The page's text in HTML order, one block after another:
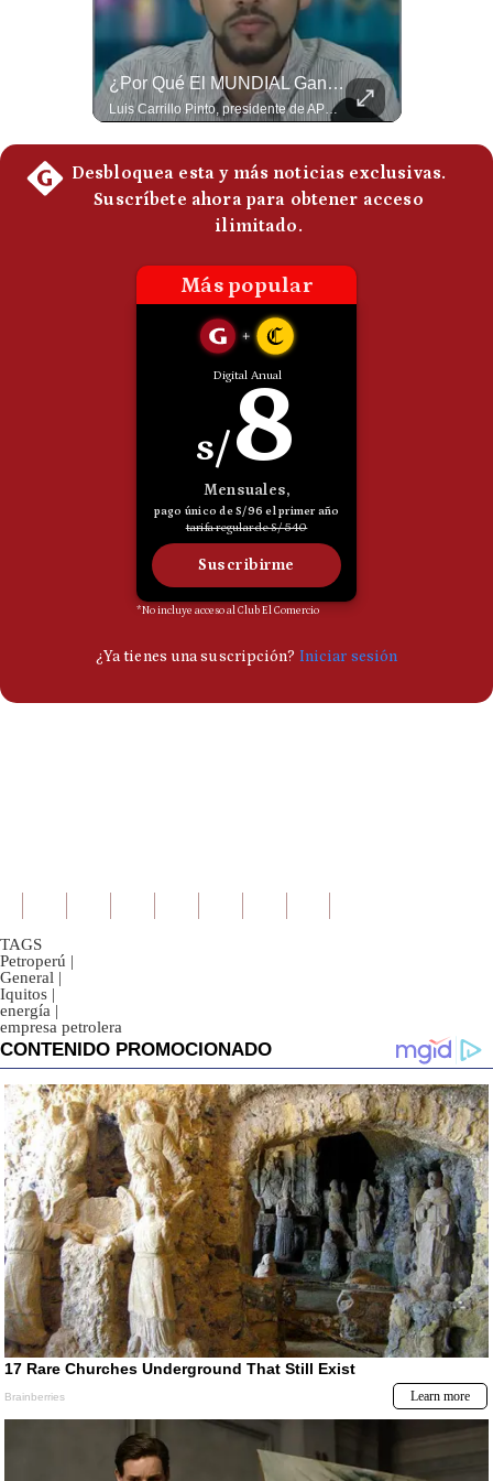
Frecuentes
¿Por Qué El MUNDIAL Gana Menos Que La NFL? | #EnClaveEconómica
Luis Carrillo Pinto, presidente de APEMD,compara el negocio de la Copa del Mundo con las principales ligas estadounidenses: la FIFA recauda alrededor de US$15,000 millones en cuatro años, mientras que la NFL genera cerca de US$20,000 millones en solo un año. El Presidente de la Asociación Peruana de Marketing Deportivo explica los planes de Infantino para vender el 20% de una nueva empresa encargada de los activos comerciales del Mundial. #FIFA #NFL #MarketingDeportivo #LuisCarrilloPinto #APEMD #Mundial #Futbol #Deportes #Negocios #Shorts 👉 Suscríbete y activa la campana para no perderte nuestro análisis diario. 🌎 Síguenos en nuestras redes sociales: 📌 Web oficial: https://gestion.pe/mundo/ 📌 LinkedIn: http://bit.ly/3HYIET0 📌 X (Twitter): http://bit.ly/4noZtX9 📌 TikTok: http://bit.ly/4evB6TO
TAGS
Petroperú |
General |
Iquitos |
energía |
empresa petrolera